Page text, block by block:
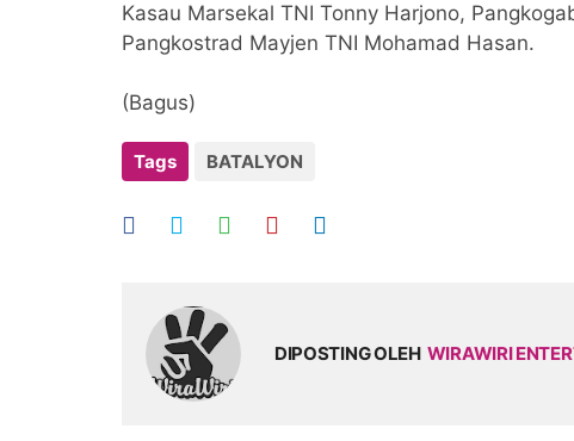
Kasau Marsekal TNI Tonny Harjono,
Pangkostrad Mayjen TNI Mohamad Hasan.
(Bagus)
Tags BATALYON
DIPOSTING OLEH WIRAWIRI